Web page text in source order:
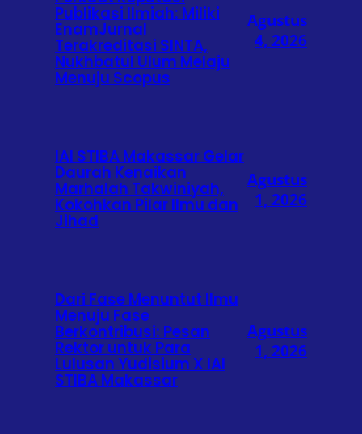
Publikasi Ilmiah: Miliki
EnamJurnal
Terakreditasi SINTA,
Nukhbatul Ulum Melaju
Menuju Scopus
Agustus
4, 2026
IAI STIBA Makassar Gelar
Daurah Kenaikan
Marhalah Takwiniyah,
Kokohkan Pilar Ilmu dan
Jihad
Agustus
1, 2026
Dari Fase Menuntut Ilmu
Menuju Fase
Berkontribusi: Pesan
Rektor untuk Para
Lulusan Yudisium X IAI
STIBA Makassar
Agustus
1, 2026